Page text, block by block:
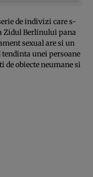
de indivizi care s-
Zidul Berlinului pana
sexual are si un
unei persoane
de obiecte neumane si